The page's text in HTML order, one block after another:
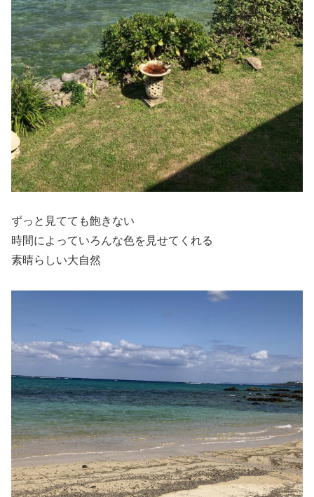
ずっと見てても飽きない
時間によっていろんな色を見せてくれる
素晴らしい大自然